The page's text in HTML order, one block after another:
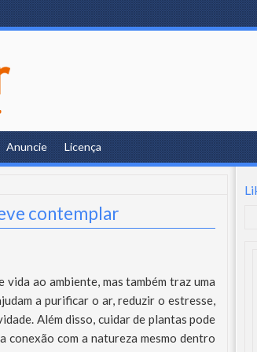
Anuncie Licença
contemplar
ao ambiente, mas também traz uma
a purificar o ar, reduzir o estresse,
Além disso, cuidar de plantas pode
com a natureza mesmo dentro